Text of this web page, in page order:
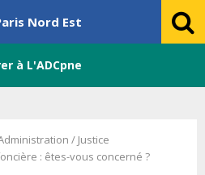
Nord Est
à L'ADCpne
/ Justice
: êtes-vous concerné ?